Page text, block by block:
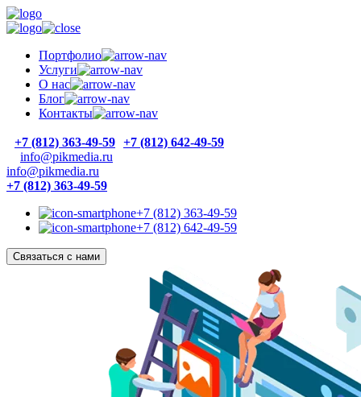
Портфолио
Услуги
О нас
Блог
Контакты
+7 (812) 363-49-59 +7 (812) 642-49-59
info@pikmedia.ru
info@pikmedia.ru
+7 (812) 363-49-59
+7 (812) 363-49-59
+7 (812) 642-49-59
Связаться с нами